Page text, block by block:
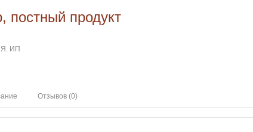
постный продукт
ИП
Отзывов (0)